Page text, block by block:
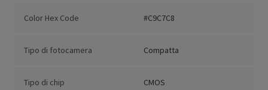
Color Hex Code #C9C7C8
Tipo di fotocamera Compatta
Tipo di chip CMOS